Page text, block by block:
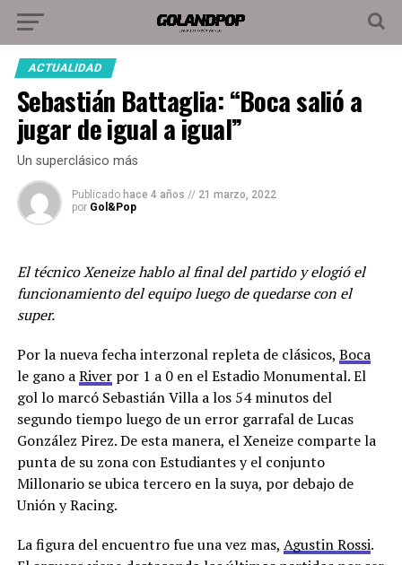
ACTUALIDAD
Sebastián Battaglia: “Boca salió a
jugar de igual a igual”
Un superclásico más
Publicado hace 4 años // 21 marzo, 2022
por Gol&Pop
El técnico Xeneize hablo al final del partido y elogió el
funcionamiento del equipo luego de quedarse con el
super.
Por la nueva fecha interzonal repleta de clásicos, Boca
le gano aRiverpor 1 a 0 en el Estadio Monumental. El
gol lo marcó Sebastián Villa a los 54 minutos del
segundo tiempo luego de un error garrafal de Lucas
González Pirez. De esta manera, el Xeneize comparte la
punta de su zona con Estudiantes y el conjunto
Millonario se ubica tercero en la suya, por debajo de
Unión y Racing.
La figura del encuentro fue una vez mas, Agustin Rossi.